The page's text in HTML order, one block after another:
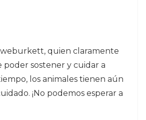
quien claramente
poder sostener y cuidar a
los animales tienen aún
¡No podemos esperar a